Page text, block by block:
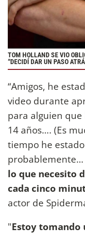
TOM HOLLAND SE VIO
“DECIDÍ DAR UN PASO
“Amigos, he
video durante
para alguien
14 años…. (Es
tiempo he estado
probablemente…
lo que necesito
cada cinco
actor de
"Estoy tomando